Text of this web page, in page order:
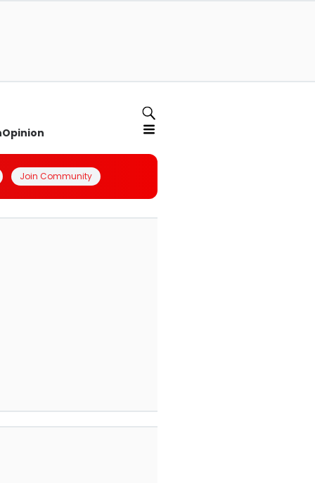
Opinion
Join Community